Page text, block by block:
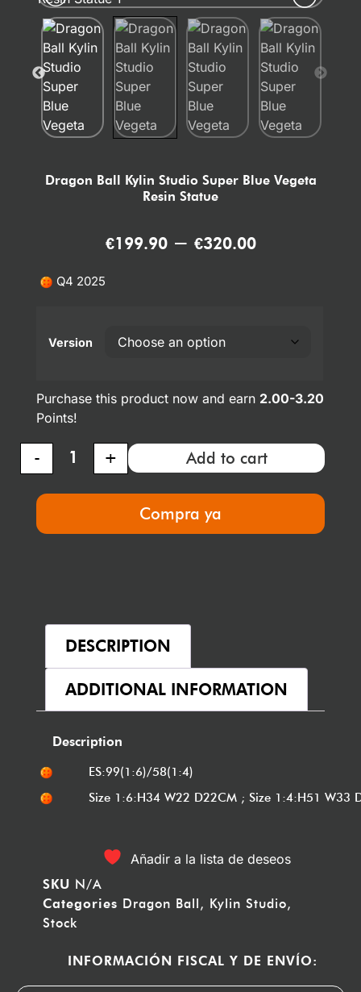
Dragon Ball Kylin Studio Super Blue Vegeta
Resin Statue
€199.90 – €320.00
Q4 2025
Version
Purchase this product now and earn 2.00-3.20
Points!
- + Add to cart
Compra ya
DESCRIPTION
ADDITIONAL INFORMATION
Description
ES:99(1:6)/58(1:4)
Size 1:6:H34 W22 D22CM ; Size 1:4:H51 W33
Añadir a la lista de deseos
SKU N/A
Categories Dragon Ball , Kylin Studio,
Stock
INFORMACIÓN FISCAL Y DE ENVÍO: